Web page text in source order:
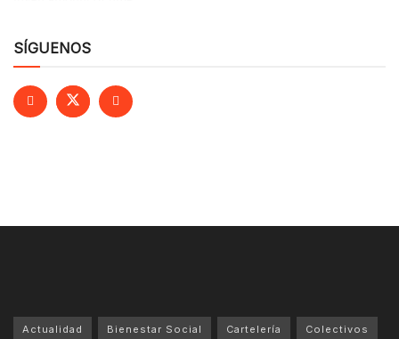
SÍGUENOS
Actualidad Bienestar Social Cartelería Colectivos